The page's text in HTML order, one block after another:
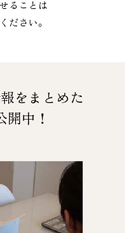
ることは
ださい。
をまとめた
開中！